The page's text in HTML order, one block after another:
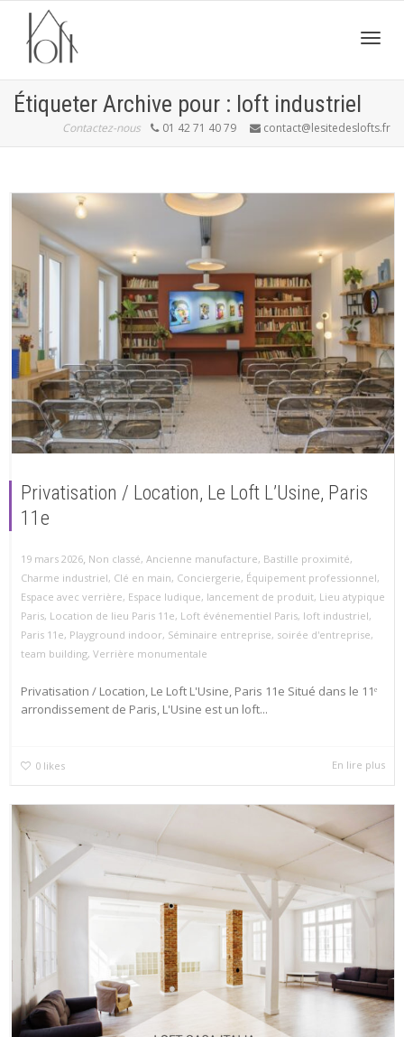
Étiqueter Archive pour : loft industriel
Contactez-nous 01 42 71 40 79 contact@lesitedeslofts.fr
Privatisation / Location, Le Loft L’Usine, Paris
11e
19 mars 2026, Non classé, Ancienne manufacture, Bastille proximité,
Charme industriel, Clé en main, Conciergerie, Équipement professionnel,
Espace avec verrière, Espace ludique, lancement de produit, Lieu atypique
Paris, Location de lieu Paris 11e, Loft événementiel Paris, loft industriel,
Paris 11e, Playground indoor, Séminaire entreprise, soirée d'entreprise,
team building, Verrière monumentale
Privatisation / Location, Le Loft L'Usine, Paris 11e Situé dans le 11ᵉ
arrondissement de Paris, L'Usine est un loft...
0 likes En lire plus